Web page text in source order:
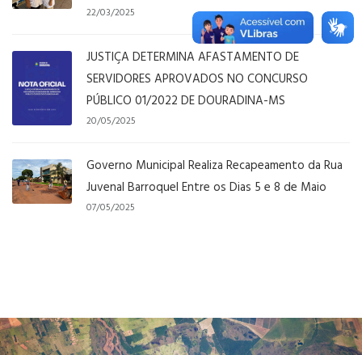
22/03/2025
JUSTIÇA DETERMINA AFASTAMENTO DE
SERVIDORES APROVADOS NO CONCURSO
PÚBLICO 01/2022 DE DOURADINA-MS
20/05/2025
Governo Municipal Realiza Recapeamento da Rua
Juvenal Barroquel Entre os Dias 5 e 8 de Maio
07/05/2025